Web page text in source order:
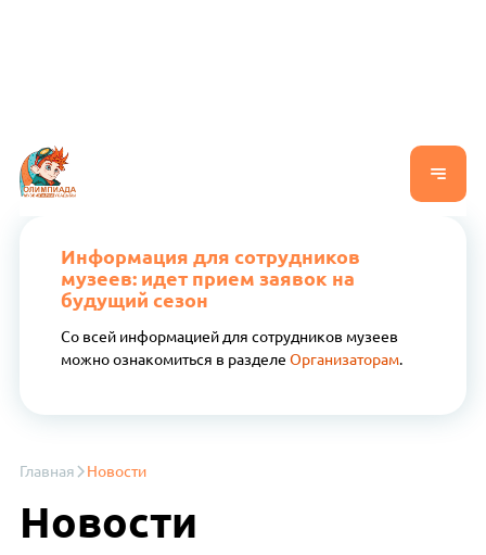
Информация для сотрудников
музеев: идет прием заявок на
будущий сезон
Со всей информацией для сотрудников музеев
можно ознакомиться в разделе Организаторам.
Главная Новости
Новости